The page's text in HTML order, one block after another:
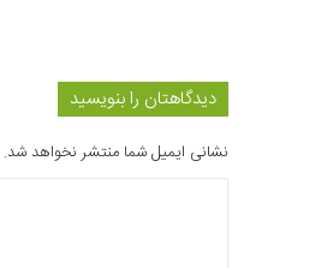
دیدگاهتان را بنویسید
نشانی ایمیل شما منتشر نخواهد شد.